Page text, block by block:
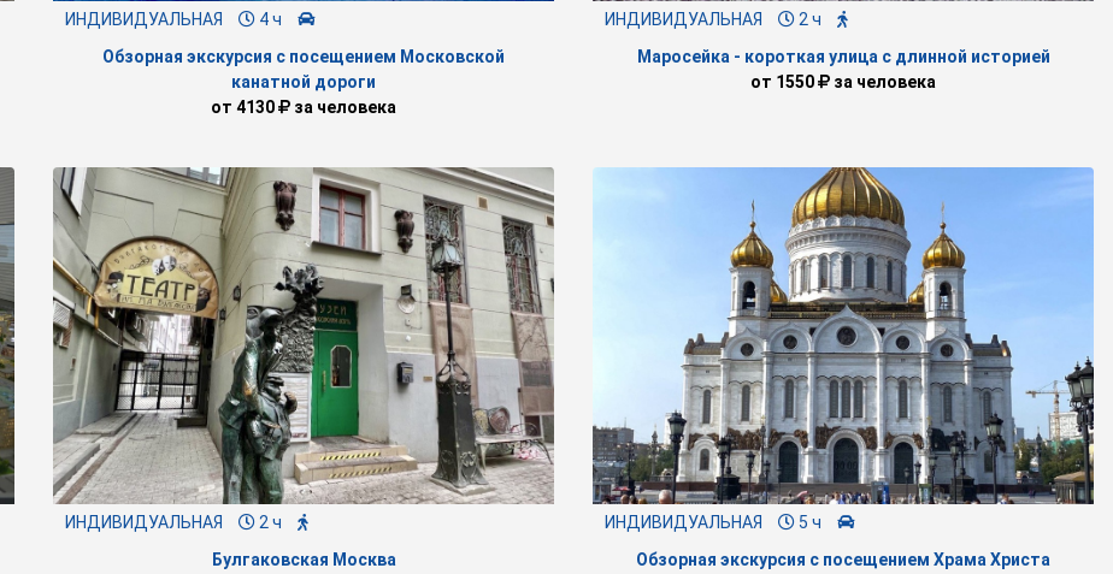
ИНДИВИДУАЛЬНАЯ
4 ч
Обзорная экскурсия с посещением Московской
канатной дороги
от 4130 за человека
ИНДИВИДУАЛЬНАЯ
2 ч
Маросейка - короткая улица с длинной историей
от 1550 за человека
ИНДИВИДУАЛЬНАЯ
2 ч
Булгаковская Москва
ИНДИВИДУАЛЬНАЯ
5 ч
Обзорная экскурсия с посещением Храма Христа